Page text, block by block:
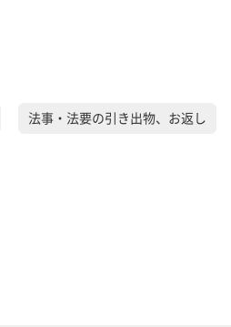
法事・法要の引き出物、お返し